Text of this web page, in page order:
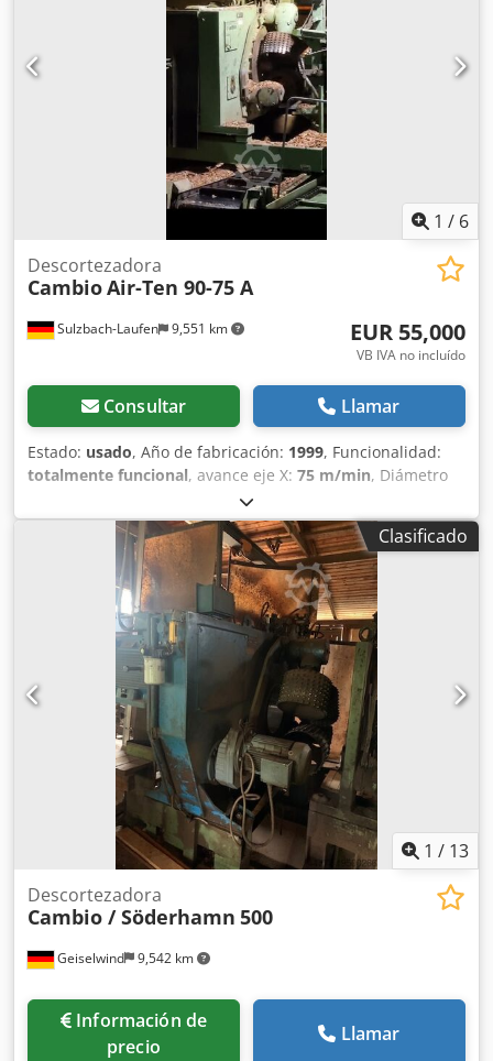
1 / 6
Sulzbach-Laufen 9,551 km
Descortezadora
CambioAir-Ten 90-75 A
EUR 55,000
VB IVA no incluído
Consultar Llamar
Estado: usado, Año de fabricación: 1999, Funcionalidad:
totalmente funcional, avance eje X: 75 m/min, Diámetro
mínimo del tronco: 11 cm Diámetro máximo del tronco: 75
cm Velocidad de avance: 75 m/min Velocidad del rotor: 222
rpm Motor del rotor: 75 kW Motor de avance: 2,2 kW
Unidad hidráulica: 1,5 kW Crjdpfxsw Emhfe Aavef La
unidad de alimentación (hacia el transportador) y la
unidad de salida (sistema de ruedas) están incluidas. En
2021 se sustituyó completamente el rotor por uno
reacondicionado de fábrica (factura disponible). ¡Los
cuadros eléctricos no están incluidos! Estimamos el año de
fabricación a finales de los años noventa. Se pueden
enviar vídeos de la máquina.
Clasificado
1 / 13
Geiselwind 9,542 km
Descortezadora
Cambio / Söderhamn 500
Información de
precio
Llamar